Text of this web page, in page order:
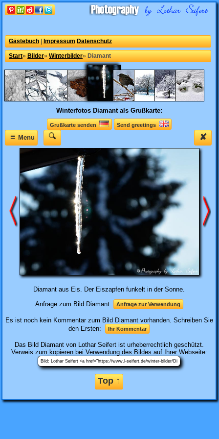
Gästebuch Impressum Datenschutz
Start» Bilder» Winterbilder» Diamant
Winterfotos Diamant als Grußkarte:
Grußkarte senden Send greetings
✘
≡Menu
Diamant aus Eis. Der Eiszapfen funkelt in der Sonne.
Anfrage zum Bild Diamant
Anfrage zur Verwendung
Es ist noch kein Kommentar zum Bild Diamant vorhanden. Schreiben Sie
den Ersten:
Ihr Kommentar
Das Bild Diamantvon Lothar Seifert ist urheberrechtlich geschützt.
Verweis zum kopieren bei Verwendung des Bildes auf Ihrer Webseite:
Top ↑